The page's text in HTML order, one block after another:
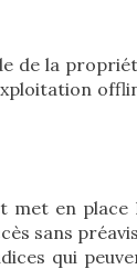
de la
met en
sans
qui